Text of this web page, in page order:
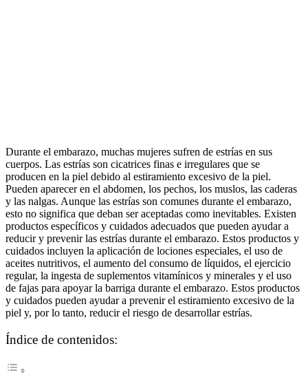
Durante el embarazo, muchas mujeres sufren de estrías en sus
cuerpos. Las estrías son cicatrices finas e irregulares que se
producen en la piel debido al estiramiento excesivo de la piel.
Pueden aparecer en el abdomen, los pechos, los muslos, las caderas
y las nalgas. Aunque las estrías son comunes durante el embarazo,
esto no significa que deban ser aceptadas como inevitables. Existen
productos específicos y cuidados adecuados que pueden ayudar a
reducir y prevenir las estrías durante el embarazo. Estos productos y
cuidados incluyen la aplicación de lociones especiales, el uso de
aceites nutritivos, el aumento del consumo de líquidos, el ejercicio
regular, la ingesta de suplementos vitamínicos y minerales y el uso
de fajas para apoyar la barriga durante el embarazo. Estos productos
y cuidados pueden ayudar a prevenir el estiramiento excesivo de la
piel y, por lo tanto, reducir el riesgo de desarrollar estrías.
Índice de contenidos: